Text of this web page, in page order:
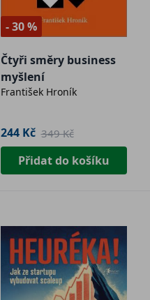
- 30 %
Čtyři směry business
myšlení
František Hroník
244 Kč 349 Kč
Přidat do košíku